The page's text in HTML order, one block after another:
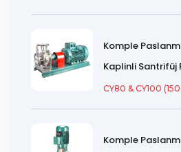
Komple
Kaplinli Santrifüj
CY80 & CY100
Komple